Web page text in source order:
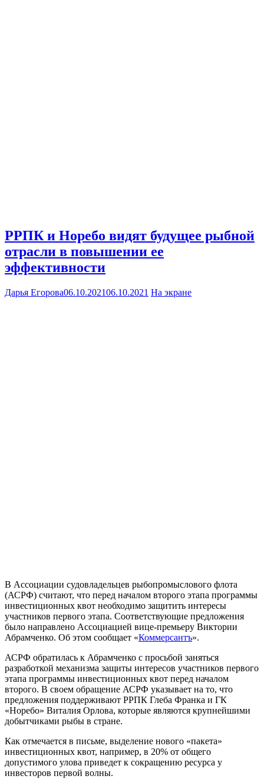
РРПК и Норебо видят будущее рыбной
отрасли в повышении ее
эффективности
Дарья Егорова06.10.202106.10.2021 На экране
В Ассоциации судовладельцев рыбопромыслового флота
(АСРФ) считают, что перед началом второго этапа программы
инвестиционных квот необходимо защитить интересы
участников первого этапа. Соответствующие предложения
было направлено Ассоциацией вице-премьеру Виктории
Абрамченко. Об этом сообщает «Коммерсантъ».
АСРФ обратилась к Абрамченко с просьбой заняться
разработкой механизма защиты интересов участников первого
этапа программы инвестиционных квот перед началом
второго. В своем обращение АСРФ указывает на то, что
предложения поддерживают РРПК Глеба Франка и ГК
«Норебо» Виталия Орлова, которые являются крупнейшими
добытчиками рыбы в стране.
Как отмечается в письме, выделение нового «пакета»
инвестиционных квот, например, в 20% от общего
допустимого улова приведет к сокращению ресурса у
инвесторов первой волны.